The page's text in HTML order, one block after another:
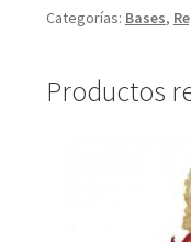
Categorías: Bases,
Productos